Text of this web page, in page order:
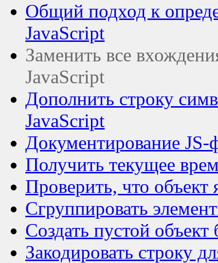
Общий подход к
JavaScript
Заменить все
JavaScript
Дополнить строку
JavaScript
Документирование JS-
Получить текущее
Проверить, что объект
Сгруппировать
Создать пустой объект
Закодировать строку